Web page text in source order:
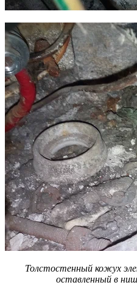
Толстостенный кожух
оставленный в